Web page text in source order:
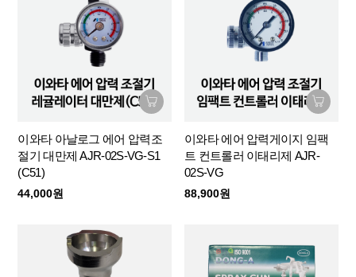
이와타 아날로그 에어 압력조
절기 대만제 AJR-02S-VG-S1
(C51)
44,000원
이와타 에어 압력게이지 임팩
트 컨트롤러 이태리제 AJR-
02S-VG
88,900원